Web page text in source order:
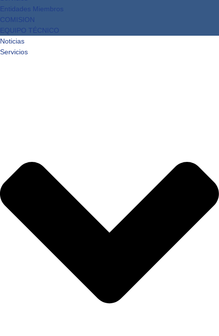
Entidades Miembros
COMISION
EQUIPO TÉCNICO
Noticias
Servicios